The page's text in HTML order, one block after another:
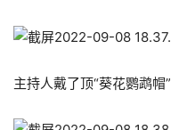
主持人戴了顶“葵花鹦鹉帽”